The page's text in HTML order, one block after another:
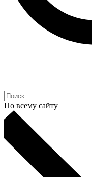
По всему сайту